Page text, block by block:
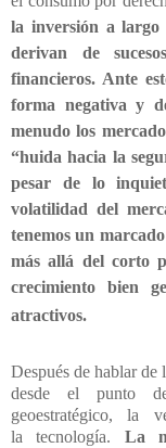
la inversión a largo
derivan de
financieros. Ante
forma negativa y
menudo los
“huida hacia la
pesar de lo
volatilidad del
tenemos un
más allá del corto
crecimiento bien
atractivos.
Después de hablar de
desde el punto
geoestratégico, la
la tecnología. La